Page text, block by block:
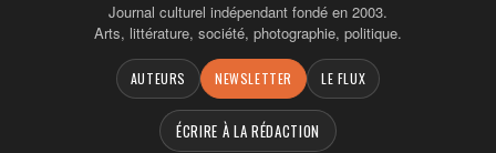
Journal culturel indépendant fondé en 2003.
Arts, littérature, société, photographie, politique.
AUTEURS NEWSLETTER LE FLUX
ÉCRIRE À LA RÉDACTION